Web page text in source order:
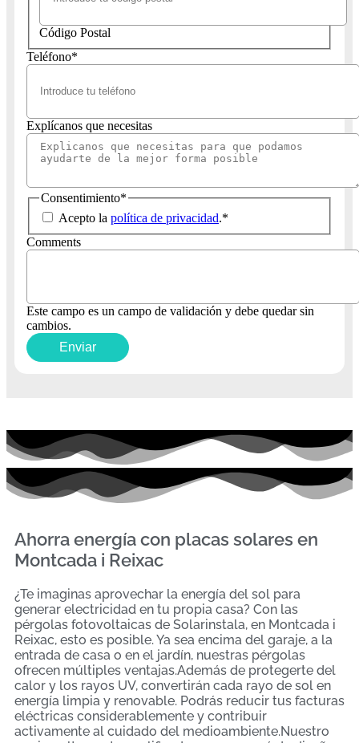
Código Postal
Teléfono*
Explícanos que necesitas
Consentimiento*
Acepto la política de privacidad.*
Comments
Este campo es un campo de validación y debe quedar sin
cambios.
Ahorra energía con placas solares en
Montcada i Reixac
¿Te imaginas aprovechar la energía del sol para
generar electricidad en tu propia casa? Con las
pérgolas fotovoltaicas de Solarinstala, en Montcada i
Reixac, esto es posible. Ya sea encima del garaje, a la
entrada de casa o en el jardín, nuestras pérgolas
ofrecen múltiples ventajas.Además de protegerte del
calor y los rayos UV, convertirán cada rayo de sol en
energía limpia y renovable. Podrás reducir tus facturas
eléctricas considerablemente y contribuir
activamente al cuidado del medioambiente.Nuestro